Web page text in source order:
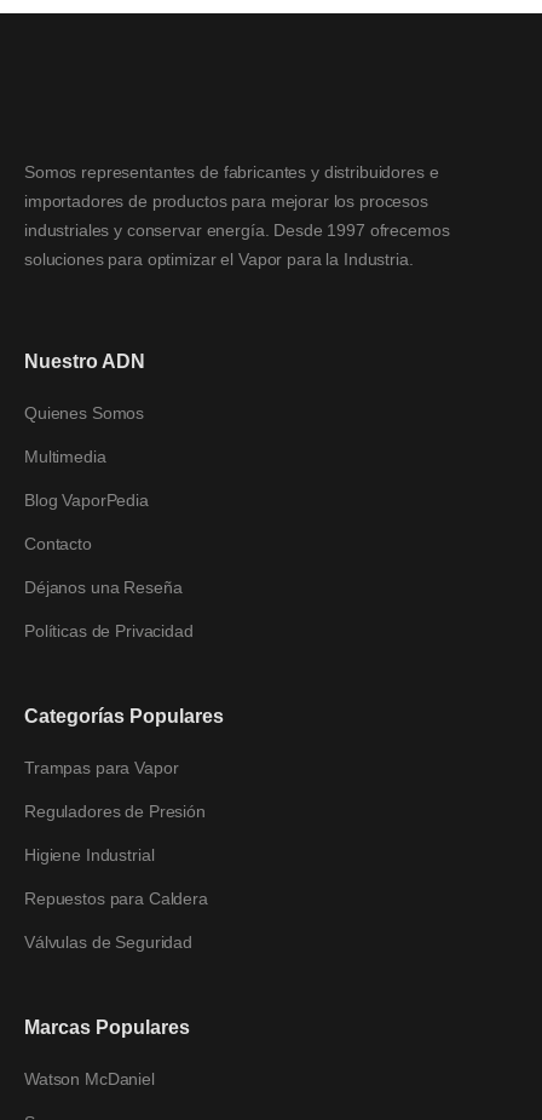
Somos representantes de fabricantes y distribuidores e
importadores de productos para mejorar los procesos
industriales y conservar energía. Desde 1997 ofrecemos
soluciones para optimizar el Vapor para la Industria.
Nuestro ADN
Quienes Somos
Multimedia
Blog VaporPedia
Contacto
Déjanos una Reseña
Políticas de Privacidad
Categorías Populares
Trampas para Vapor
Reguladores de Presión
Higiene Industrial
Repuestos para Caldera
Válvulas de Seguridad
Marcas Populares
Watson McDaniel